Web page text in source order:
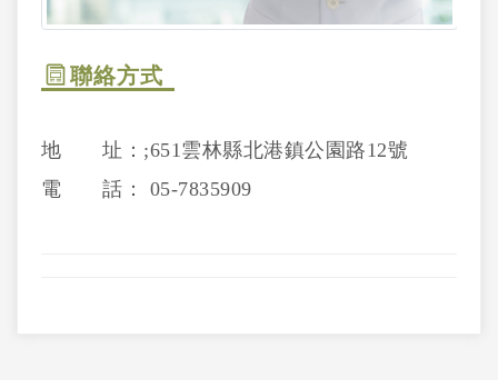
聯絡方式
地 址：;651雲林縣北港鎮公園路12號
電 話： 05-7835909